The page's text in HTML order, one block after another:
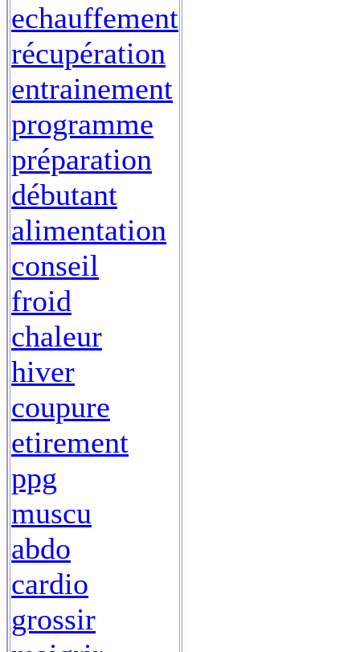
echauffement
récupération
entrainement
programme
préparation
débutant
alimentation
conseil
froid
chaleur
hiver
coupure
etirement
ppg
muscu
abdo
cardio
grossir